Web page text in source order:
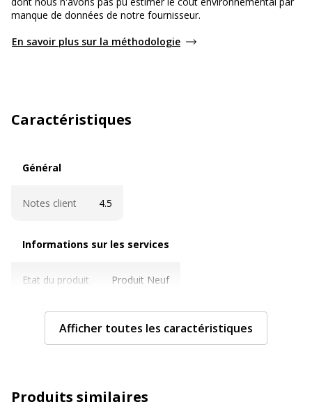
manque de données de notre fournisseur.
En savoir plus sur la méthodologie
Caractéristiques
Général
Notes client 4.5
Informations sur les services
Etat du produit Produit Neuf
Caractéristiques techniques
Caractéristiques techniques
Matériau(x) du produit
Afficher toutes les caractéristiques
Produits similaires